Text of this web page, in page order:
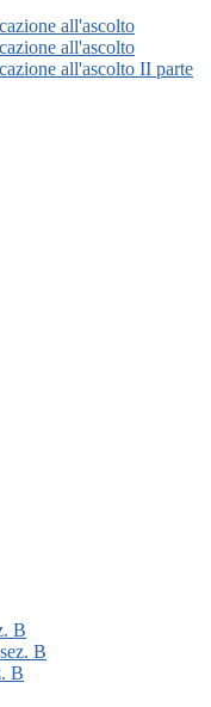
all'ascolto
all'ascolto
all'ascolto II parte
B
B
B